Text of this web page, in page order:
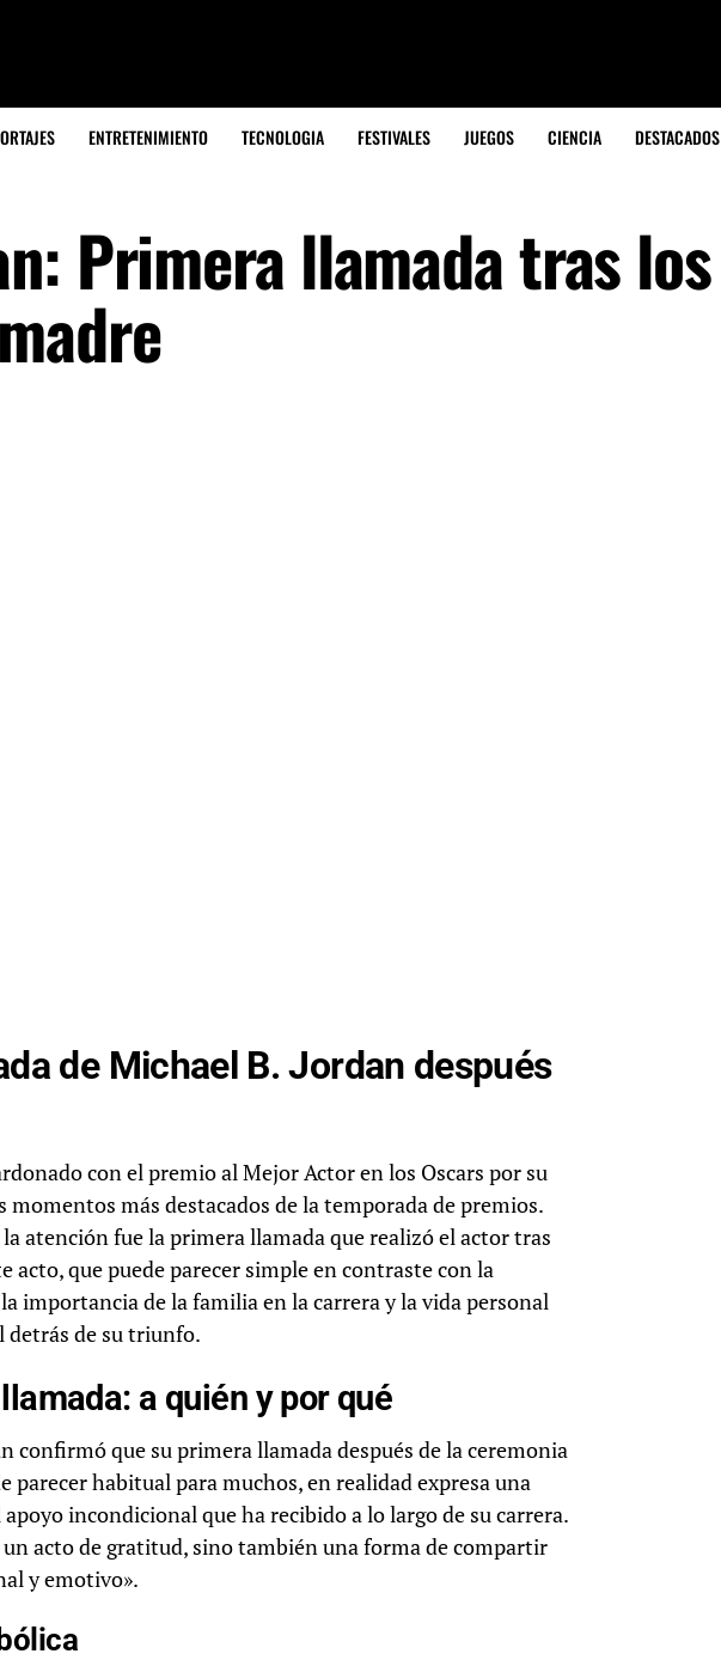
ENTRETENIMIENTO TECNOLOGIA FESTIVALES JUEGOS CIENCIA DESTACADOS
Primera llamada tras los
de Michael B. Jordan después
con el premio al Mejor Actor en los Oscars por su
momentos más destacados de la temporada de premios.
atención fue la primera llamada que realizó el actor tras
acto, que puede parecer simple en contraste con la
importancia de la familia en la carrera y la vida personal
detrás de su triunfo.
a quién y por qué
confirmó que su primera llamada después de la ceremonia
parecer habitual para muchos, en realidad expresa una
incondicional que ha recibido a lo largo de su carrera.
acto de gratitud, sino también una forma de compartir
y emotivo».